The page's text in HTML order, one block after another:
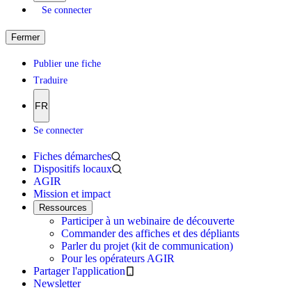
Se connecter
Fermer
Publier une fiche
Traduire
FR
Se connecter
Fiches démarches
Dispositifs locaux
AGIR
Mission et impact
Ressources
Participer à un webinaire de découverte
Commander des affiches et des dépliants
Parler du projet (kit de communication)
Pour les opérateurs AGIR
Partager l'application
Newsletter